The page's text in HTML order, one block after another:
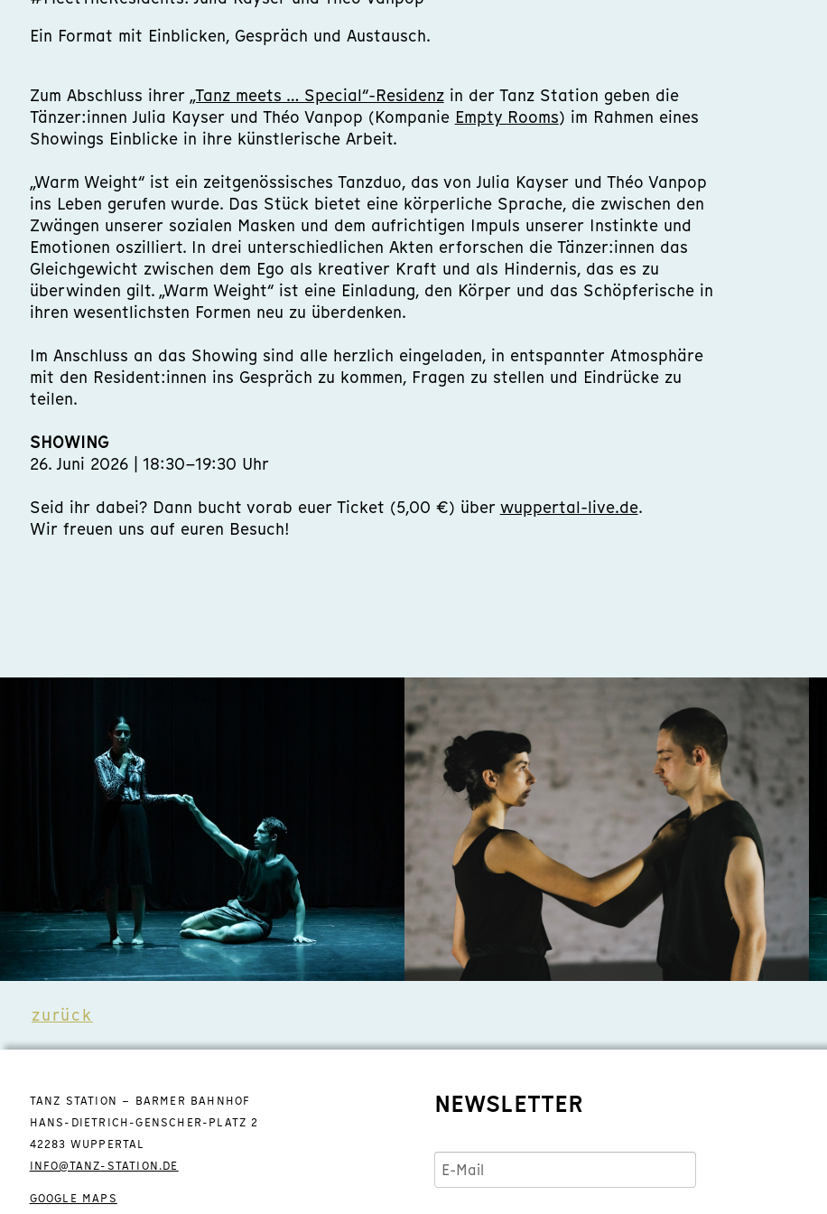
Ein Format mit Einblicken, Gespräch und Austausch.
Zum Abschluss ihrer „Tanz meets … Special“-Residenzin der Tanz Station geben die
Tänzer:innen Julia Kayser und Théo Vanpop (Kompanie Empty Rooms) im Rahmen eines
Showings Einblicke in ihre künstlerische Arbeit.
„Warm Weight“ ist ein zeitgenössisches Tanzduo, das von Julia Kayser und Théo Vanpop
ins Leben gerufen wurde. Das Stück bietet eine körperliche Sprache, die zwischen den
Zwängen unserer sozialen Masken und dem aufrichtigen Impuls unserer Instinkte und
Emotionen oszilliert. In drei unterschiedlichen Akten erforschen die Tänzer:innen das
Gleichgewicht zwischen dem Ego als kreativer Kraft und als Hindernis, das es zu
überwinden gilt. „Warm Weight“ ist eine Einladung, den Körper und das Schöpferische in
ihren wesentlichsten Formen neu zu überdenken.
Im Anschluss an das Showing sind alle herzlich eingeladen, in entspannter Atmosphäre
mit den Resident:innen ins Gespräch zu kommen, Fragen zu stellen und Eindrücke zu
teilen.
SHOWING
26. Juni 2026 | 18:30–19:30 Uhr
Seid ihr dabei? Dann bucht vorab euer Ticket (5,00 €) über wuppertal-live.de.
Wir freuen uns auf euren Besuch!
zurück
TANZ STATION – BARMER BAHNHOF
HANS-DIETRICH-GENSCHER-PLATZ 2
42283 WUPPERTAL
INFO@TANZ-STATION.DE
GOOGLE MAPS
NEWSLETTER